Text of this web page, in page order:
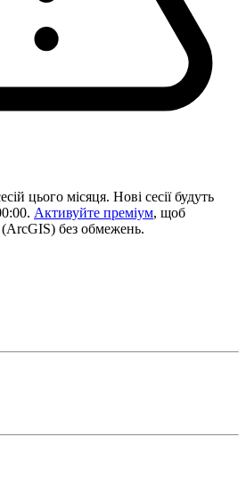
цього місяця. Нові сесії будуть
Активуйте преміум, щоб
без обмежень.